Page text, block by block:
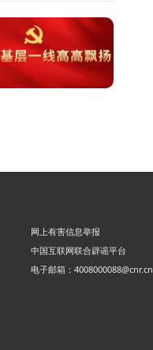
网上有害信息举报
中国互联网联合辟谣平台
电子邮箱：4008000088@cnr.cn